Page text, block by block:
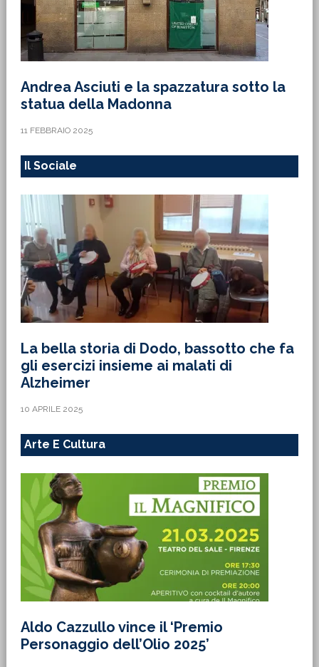
Andrea Asciuti e la spazzatura sotto la
statua della Madonna
11 FEBBRAIO 2025
Il Sociale
La bella storia di Dodo, bassotto che fa
gli esercizi insieme ai malati di
Alzheimer
10 APRILE 2025
Arte E Cultura
Aldo Cazzullo vince il ‘Premio
Personaggio dell’Olio 2025’